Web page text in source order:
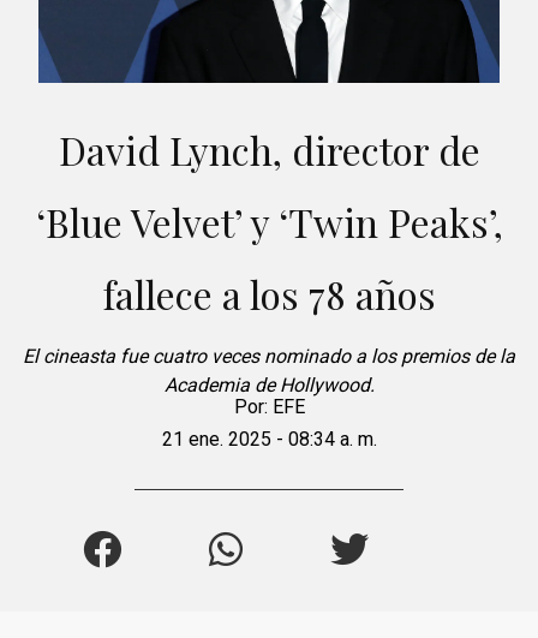
David Lynch, director de
‘Blue Velvet’ y ‘Twin Peaks’,
fallece a los 78 años
El cineasta fue cuatro veces nominado a los premios de la
Academia de Hollywood.
Por: EFE
21 ene. 2025 - 08:34 a. m.